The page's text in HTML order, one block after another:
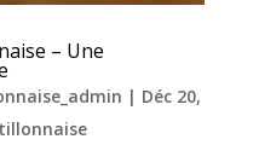
– Une
| Déc 20,